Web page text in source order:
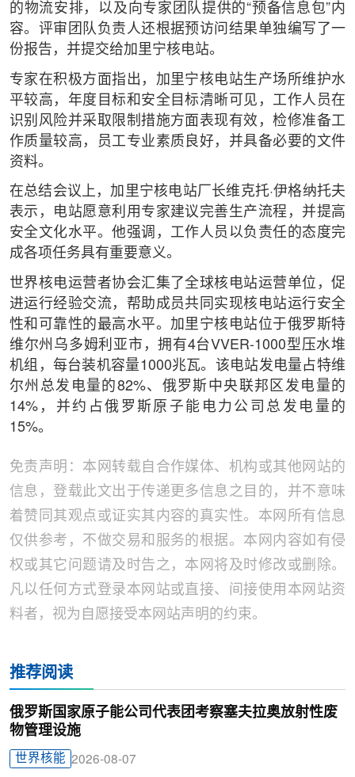
的物流安排，以及向专家团队提供的“预备信息包”内
容。评审团队负责人还根据预访问结果单独编写了一
份报告，并提交给加里宁核电站。
专家在积极方面指出，加里宁核电站生产场所维护水
平较高，年度目标和安全目标清晰可见，工作人员在
识别风险并采取限制措施方面表现有效，检修准备工
作质量较高，员工专业素质良好，并具备必要的文件
资料。
在总结会议上，加里宁核电站厂长维克托·伊格纳托夫
表示，电站愿意利用专家建议完善生产流程，并提高
安全文化水平。他强调，工作人员以负责任的态度完
成各项任务具有重要意义。
世界核电运营者协会汇集了全球核电站运营单位，促
进运行经验交流，帮助成员共同实现核电站运行安全
性和可靠性的最高水平。加里宁核电站位于俄罗斯特
维尔州乌多姆利亚市，拥有4台VVER-1000型压水堆
机组，每台装机容量1000兆瓦。该电站发电量占特维
尔州总发电量的82%、俄罗斯中央联邦区发电量的
14%，并约占俄罗斯原子能电力公司总发电量的
15%。
免责声明：本网转载自合作媒体、机构或其他网站的
信息，登载此文出于传递更多信息之目的，并不意味
着赞同其观点或证实其内容的真实性。本网所有信息
仅供参考，不做交易和服务的根据。本网内容如有侵
权或其它问题请及时告之，本网将及时修改或删除。
凡以任何方式登录本网站或直接、间接使用本网站资
料者，视为自愿接受本网站声明的约束。
推荐阅读
俄罗斯国家原子能公司代表团考察塞夫拉奥放射性废
物管理设施
世界核能 2026-08-07